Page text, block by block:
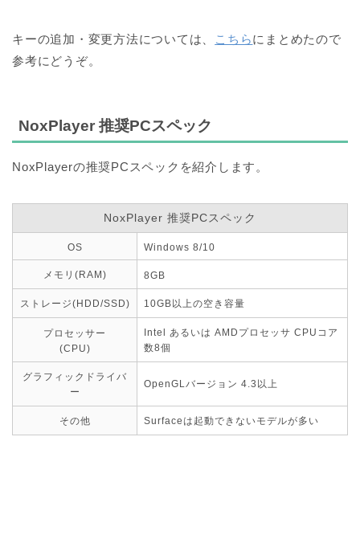
キーの追加・変更方法については、 こちらにまとめたので
参考にどうぞ。
NoxPlayer 推奨PCスペック
NoxPlayerの推奨PCスペックを紹介します。
NoxPlayer 推奨PCスペック
OS Windows 8/10
メモリ(RAM) 8GB
ストレージ(HDD/SSD) 10GB以上の空き容量
プロセッサー
(CPU)
Intel あるいは AMDプロセッサ CPUコア
数8個
グラフィックドライバ
ー
OpenGLバージョン 4.3以上
その他 Surfaceは起動できないモデルが多い